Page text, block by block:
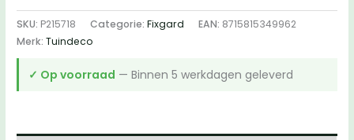
-
geelverzinkt
280
SKU: P215718 Categorie:Fixgard EAN: 8715815349962
Merk:Tuindeco
✓ Op voorraad — Binnen 5 werkdagen geleverd